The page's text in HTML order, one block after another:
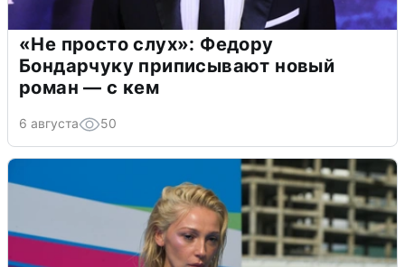
«Не просто слух»: Федору
Бондарчуку приписывают новый
роман — с кем
6 августа 50